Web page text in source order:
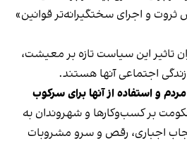
ثروت و اجرای سختگیرانه‌تر قوانین»
تاثیر این سیاست‌ تازه بر معیشت،
اجتماعی آنها هستند.
و استفاده از آنها برای سرکوب
بر کسب‌وکارها و شهروندان به
اجباری، رقص و سرو مشروبات